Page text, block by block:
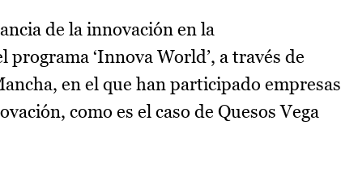
de la innovación en la
‘Innova World’, a través de
en el que han participado empresas
como es el caso de Quesos Vega